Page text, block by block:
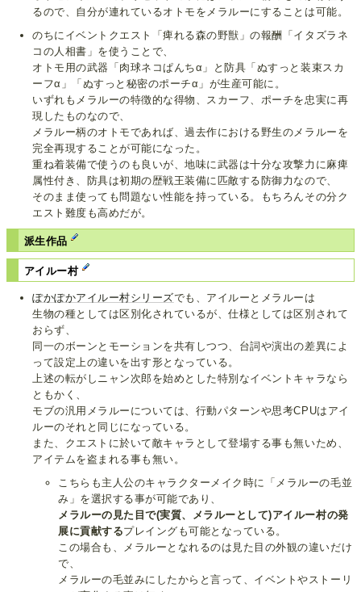
るので、自分が連れているオトモをメラルーにすることは可能。
のちにイベントクエスト「痺れる森の野獣」の報酬「イタズラネ
コの人相書」を使うことで、
オトモ用の武器「肉球ネコぱんちα」と防具「ぬすっと装束スカ
ーフα」「ぬすっと秘密のポーチα」が生産可能に。
いずれもメラルーの特徴的な得物、スカーフ、ポーチを忠実に再
現したものなので、
メラルー柄のオトモであれば、過去作における野生のメラルーを
完全再現することが可能になった。
重ね着装備で使うのも良いが、地味に武器は十分な攻撃力に麻痺
属性付き、防具は初期の歴戦王装備に匹敵する防御力なので、
そのまま使っても問題ない性能を持っている。もちろんその分ク
エスト難度も高めだが。
派生作品
アイルー村
ぽかぽかアイルー村シリーズでも、アイルーとメラルーは
生物の種としては区別化されているが、仕様としては区別されて
おらず、
同一のボーンとモーションを共有しつつ、台詞や演出の差異によ
って設定上の違いを出す形となっている。
上述の転がしニャン次郎を始めとした特別なイベントキャラなら
ともかく、
モブの汎用メラルーについては、行動パターンや思考CPUはアイ
ルーのそれと同じになっている。
また、クエストに於いて敵キャラとして登場する事も無いため、
アイテムを盗まれる事も無い。
こちらも主人公のキャラクターメイク時に「メラルーの毛並
み」を選択する事が可能であり、
メラルーの見た目で(実質、メラルーとして)アイルー村の発
展に貢献するプレイングも可能となっている。
この場合も、メラルーとなれるのは見た目の外観の違いだけ
で、
メラルーの毛並みにしたからと言って、イベントやストーリ